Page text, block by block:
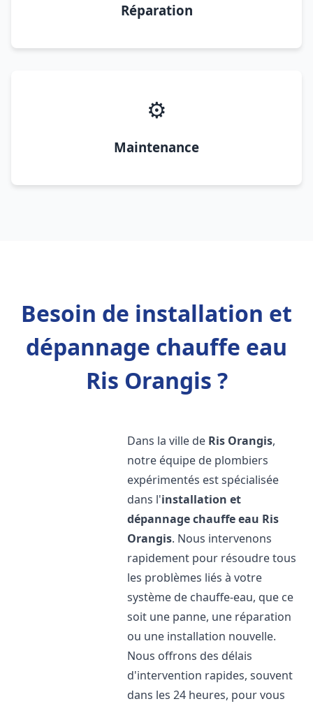
Réparation
⚙️
Maintenance
Besoin de installation et
dépannage chauffe eau
Ris Orangis ?
Dans la ville de Ris Orangis,
notre équipe de plombiers
expérimentés est spécialisée
dans l'installation et
dépannage chauffe eau Ris
Orangis. Nous intervenons
rapidement pour résoudre tous
les problèmes liés à votre
système de chauffe-eau, que ce
soit une panne, une réparation
ou une installation nouvelle.
Nous offrons des délais
d'intervention rapides, souvent
dans les 24 heures, pour vous